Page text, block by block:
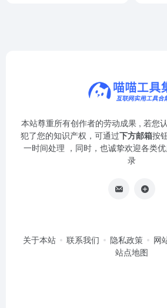
本站尊重所有创作者的劳动成果 , 若您
犯了您的知识产权，可通过下方邮箱按
一时间处理 ，同时，也诚挚欢迎各类
录
关于本站 联系我们 隐私政策 网
站点地图